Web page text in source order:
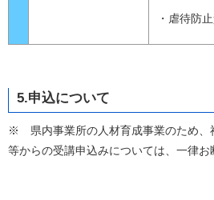
・虐待防
5.申込について
※ 県内事業所の人材育成事業のため、
等からの受講申込みについては、一律お